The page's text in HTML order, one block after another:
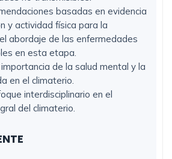
basadas en evidencia
y actividad física para la
abordaje de las enfermedades
en esta etapa.
de la salud mental y la
en el climaterio.
interdisciplinario en el
del climaterio.